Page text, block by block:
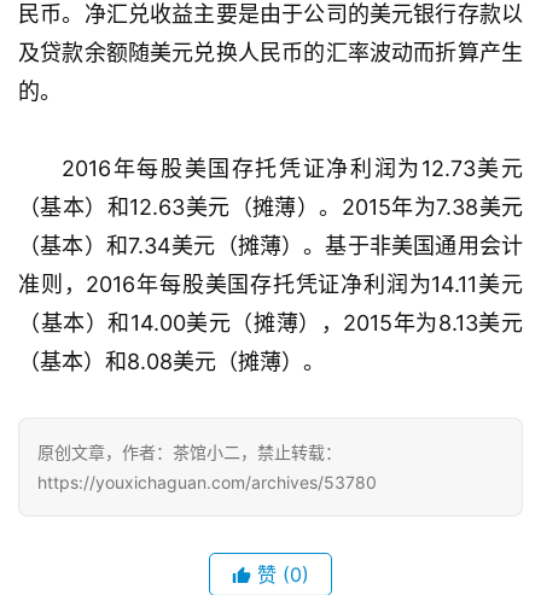
日
接
会
上
海
中
文
民币。净汇兑收益主要是由于公司的美元银行存款以
及贷款余额随美元兑换人民币的汇率波动而折算产生
的。
2016年每股美国存托凭证净利润为12.73美元
（基本）和12.63美元（摊薄）。2015年为7.38美元
（基本）和7.34美元（摊薄）。基于非美国通用会计
准则，2016年每股美国存托凭证净利润为14.11美元
（基本）和14.00美元（摊薄），2015年为8.13美元
（基本）和8.08美元（摊薄）。
原创文章，作者：茶馆小二，禁止转载：
https://youxichaguan.com/archives/53780
赞 (0)